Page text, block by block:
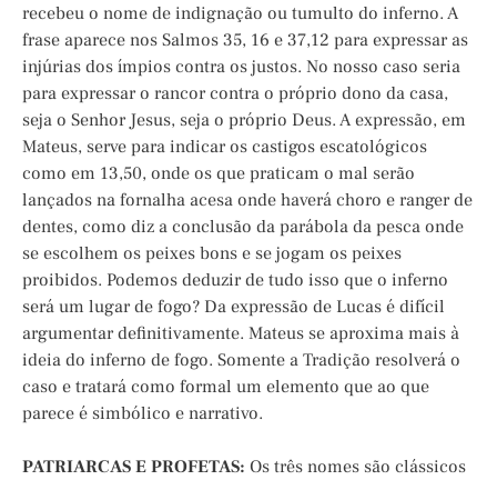
recebeu o nome de indignação ou tumulto do inferno. A
frase aparece nos Salmos 35, 16 e 37,12 para expressar as
injúrias dos ímpios contra os justos. No nosso caso seria
para expressar o rancor contra o próprio dono da casa,
seja o Senhor Jesus, seja o próprio Deus. A expressão, em
Mateus, serve para indicar os castigos escatológicos
como em 13,50, onde os que praticam o mal serão
lançados na fornalha acesa onde haverá choro e ranger de
dentes, como diz a conclusão da parábola da pesca onde
se escolhem os peixes bons e se jogam os peixes
proibidos. Podemos deduzir de tudo isso que o inferno
será um lugar de fogo? Da expressão de Lucas é difícil
argumentar definitivamente. Mateus se aproxima mais à
ideia do inferno de fogo. Somente a Tradição resolverá o
caso e tratará como formal um elemento que ao que
parece é simbólico e narrativo.
PATRIARCAS E PROFETAS: Os três nomes são clássicos